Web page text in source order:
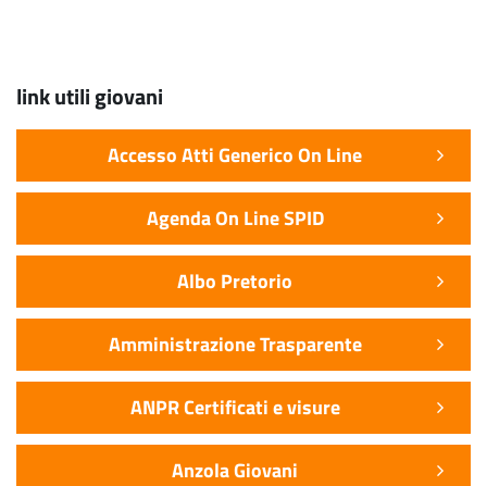
link utili giovani
Accesso Atti Generico On Line
Agenda On Line SPID
Albo Pretorio
Amministrazione Trasparente
ANPR Certificati e visure
Anzola Giovani